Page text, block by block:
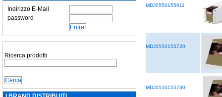
Indirizzo E-Mail
password
Ricerca prodotti
MDJ0550155611
MDJ0550155720
MDJ0550155730